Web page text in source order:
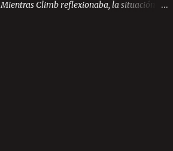
Mientras Climb reflexionaba, la situación